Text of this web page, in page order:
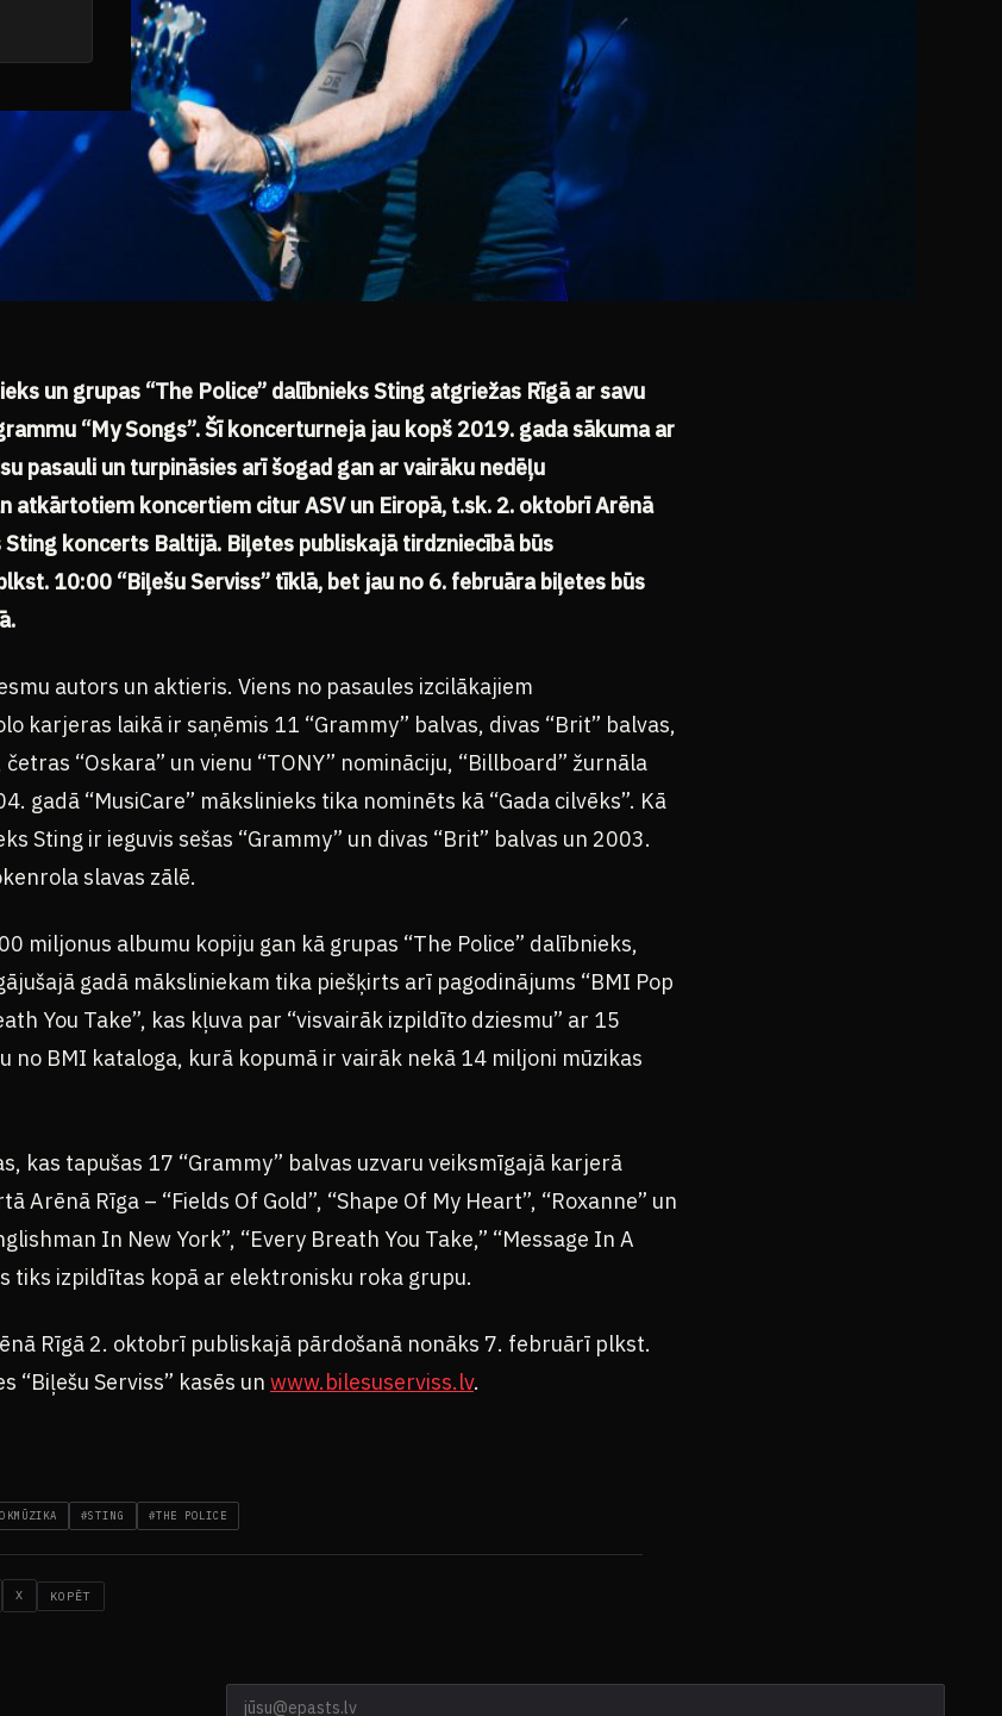
un grupas “The Police” dalībnieks Sting atgriežas Rīgā ar savu
“My Songs”. Šī koncerturneja jau kopš 2019. gada sākuma ar
pasauli un turpināsies arī šogad gan ar vairāku nedēļu
atkārtotiem koncertiem citur ASV un Eiropā, t.sk. 2. oktobrī Arēnā
Sting koncerts Baltijā. Biļetes publiskajā tirdzniecībā būs
10:00 “Biļešu Serviss” tīklā, bet jau no 6. februāra biļetes būs
autors un aktieris. Viens no pasaules izcilākajiem
karjeras laikā ir saņēmis 11 “Grammy” balvas, divas “Brit” balvas,
četras “Oskara” un vienu “TONY” nomināciju, “Billboard” žurnāla
gadā “MusiCare” mākslinieks tika nominēts kā “Gada cilvēks”. Kā
Sting ir ieguvis sešas “Grammy” un divas “Brit” balvas un 2003.
slavas zālē.
miljonus albumu kopiju gan kā grupas “The Police” dalībnieks,
gadā māksliniekam tika piešķirts arī pagodinājums “BMI Pop
You Take”, kas kļuva par “visvairāk izpildīto dziesmu” ar 15
no BMI kataloga, kurā kopumā ir vairāk nekā 14 miljoni mūzikas
kas tapušas 17 “Grammy” balvas uzvaru veiksmīgajā karjerā
Arēnā Rīga – “Fields Of Gold”, “Shape Of My Heart”, “Roxanne” un
In New York”, “Every Breath You Take,” “Message In A
tiks izpildītas kopā ar elektronisku roka grupu.
Rīgā 2. oktobrī publiskajā pārdošanā nonāks 7. februārī plkst.
“Biļešu Serviss” kasēs un www.bilesuserviss.lv.
#STING #THE POLICE
X KOPĒT